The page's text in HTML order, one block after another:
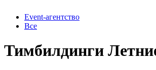
Event-агентство
Все
Тимбилдинги